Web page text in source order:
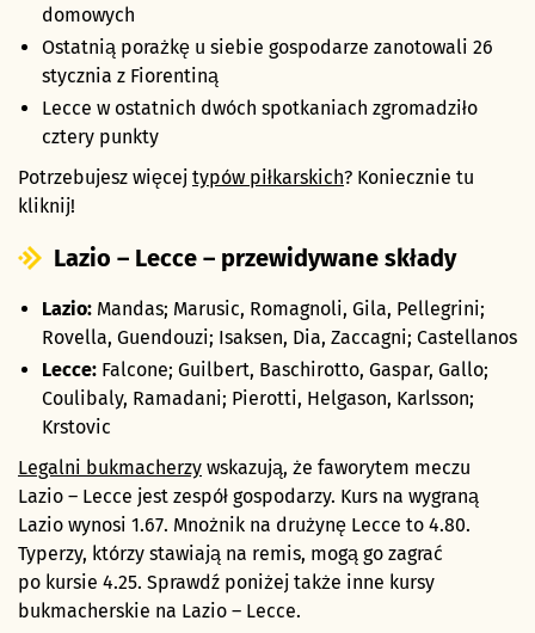
domowych
Ostatnią porażkę u siebie gospodarze zanotowali 26
stycznia z Fiorentiną
Lecce w ostatnich dwóch spotkaniach zgromadziło
cztery punkty
Potrzebujesz więcej typów piłkarskich? Koniecznie tu
kliknij!
Lazio – Lecce – przewidywane składy
Lazio: Mandas; Marusic, Romagnoli, Gila, Pellegrini;
Rovella, Guendouzi; Isaksen, Dia, Zaccagni; Castellanos
Lecce: Falcone; Guilbert, Baschirotto, Gaspar, Gallo;
Coulibaly, Ramadani; Pierotti, Helgason, Karlsson;
Krstovic
Legalni bukmacherzy wskazują, że faworytem meczu
Lazio – Lecce jest zespół gospodarzy. Kurs na wygraną
Lazio wynosi 1.67. Mnożnik na drużynę Lecce to 4.80.
Typerzy, którzy stawiają na remis, mogą go zagrać
po kursie 4.25. Sprawdź poniżej także inne kursy
bukmacherskie na Lazio – Lecce.